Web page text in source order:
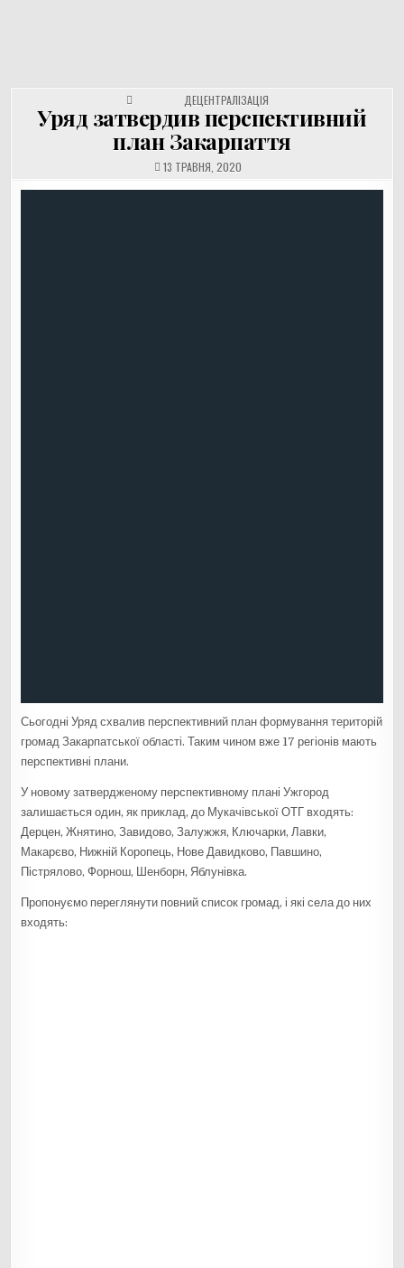
ДЕЦЕНТРАЛІЗАЦІЯ
Уряд затвердив перспективний
план Закарпаття
13 ТРАВНЯ, 2020
Сьогодні Уряд схвалив перспективний план формування територій
громад Закарпатської області. Таким чином вже 17 регіонів мають
перспективні плани.
У новому затвердженому перспективному плані Ужгород
залишається один, як приклад, до Мукачівської ОТГ входять:
Дерцен, Жнятино, Завидово, Залужжя, Ключарки, Лавки,
Макарєво, Нижній Коропець, Нове Давидково, Павшино,
Пістрялово, Форнош, Шенборн, Яблунівка.
Пропонуємо переглянути повний список громад, і які села до них
входять: